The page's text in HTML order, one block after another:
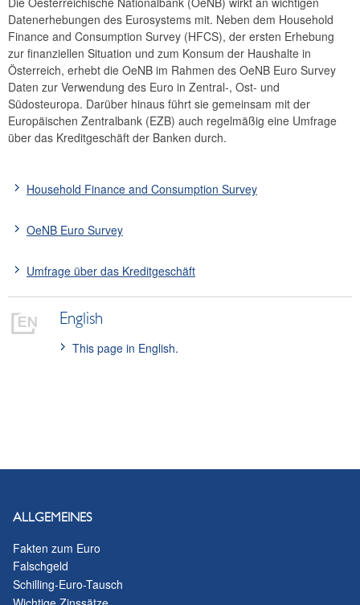
Forschung
Erhebungen
Household Finance and Consumption Survey
OeNB Euro Survey
Umfrage über das Kreditgeschäft
Schwerpunkt Zentral-, Ost- und Südosteuropa (CESEE)
Datenerhebungen des Eurosystems mit. Neben dem Household
Finance and Consumption Survey (HFCS), der ersten Erhebung
zur finanziellen Situation und zum Konsum der Haushalte in
Österreich, erhebt die OeNB im Rahmen des OeNB Euro Survey
Daten zur Verwendung des Euro in Zentral-, Ost- und
Südosteuropa. Darüber hinaus führt sie gemeinsam mit der
Europäischen Zentralbank (EZB) auch regelmäßig eine Umfrage
über das Kreditgeschäft der Banken durch.
Household Finance and Consumption Survey
OeNB Euro Survey
Umfrage über das Kreditgeschäft
English
This page in English.
ALLGEMEINES
Fakten zum Euro
Falschgeld
Schilling-Euro-Tausch